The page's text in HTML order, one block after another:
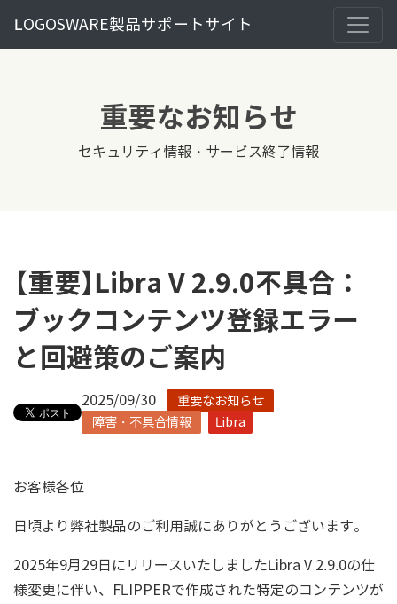
LOGOSWARE製品サポートサイト
重要なお知らせ
セキュリティ情報・サービス終了情報
【重要】Libra V 2.9.0不具合：
ブックコンテンツ登録エラー
と回避策のご案内
2025/09/30
重要なお知らせ
障害・不具合情報
Libra
お客様各位
日頃より弊社製品のご利用誠にありがとうございます。
2025年9月29日にリリースいたしましたLibra V 2.9.0の仕
様変更に伴い、FLIPPERで作成された特定のコンテンツが